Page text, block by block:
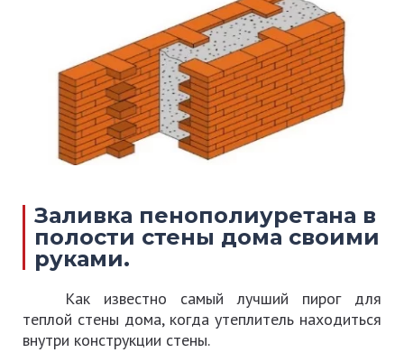
Заливка пенополиуретана в
полости стены дома своими
руками.
Как известно самый лучший пирог для
теплой стены дома, когда утеплитель находиться
внутри конструкции стены.